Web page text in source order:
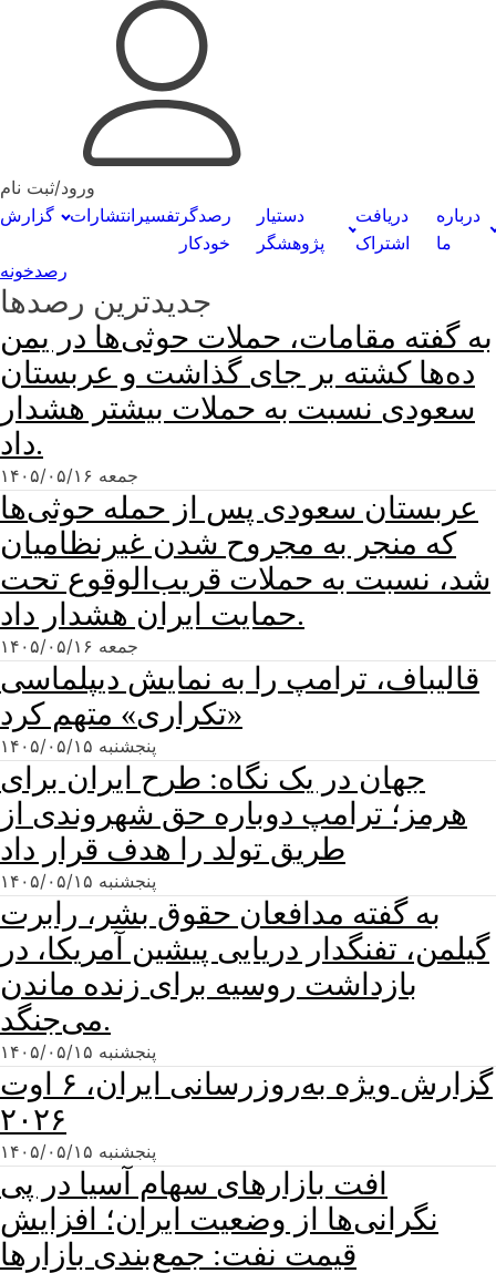
ورود/ثبت نام
گزارش
انتشارات تفسیررصدگر
خودکار
دستیار
پژوهشگر
دریافت
اشتراک
درباره
ما
رصدخونه
جدیدترین رصدها
به گفته مقامات، حملات حوثی‌ها در یمن
ده‌ها کشته بر جای گذاشت و عربستان
سعودی نسبت به حملات بیشتر هشدار
داد.
جمعه ۱۴۰۵/۰۵/۱۶
عربستان سعودی پس از حمله حوثی‌ها
که منجر به مجروح شدن غیرنظامیان
شد، نسبت به حملات قریب‌الوقوع تحت
حمایت ایران هشدار داد.
جمعه ۱۴۰۵/۰۵/۱۶
قالیباف، ترامپ را به نمایش دیپلماسی
«تکراری» متهم کرد
پنجشنبه ۱۴۰۵/۰۵/۱۵
جهان در یک نگاه: طرح ایران برای
هرمز؛ ترامپ دوباره حق شهروندی از
طریق تولد را هدف قرار داد
پنجشنبه ۱۴۰۵/۰۵/۱۵
به گفته مدافعان حقوق بشر، رابرت
گیلمن، تفنگدار دریایی پیشین آمریکا، در
بازداشت روسیه برای زنده ماندن
می‌جنگد.
پنجشنبه ۱۴۰۵/۰۵/۱۵
گزارش ویژه به‌روزرسانی ایران، ۶ اوت
۲۰۲۶
پنجشنبه ۱۴۰۵/۰۵/۱۵
افت بازارهای سهام آسیا در پی
نگرانی‌ها از وضعیت ایران؛ افزایش
قیمت نفت: جمع‌بندی بازارها